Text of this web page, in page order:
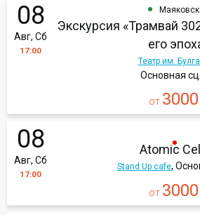
08
Авг, Сб
17:00
Экскурсия «Трамвай
его
Театр им.
Основная
от 3000
08
Авг, Сб
17:00
Atomic
Stand Up cafe,
от 3000